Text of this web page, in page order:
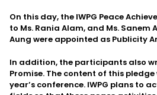
On this day, the IWPG Peace
to Ms. Rania Alam, and Ms. Sanem
Aung were appointed as Publicity
In addition, the participants also
Promise. The content of this
year’s conference. IWPG plans to